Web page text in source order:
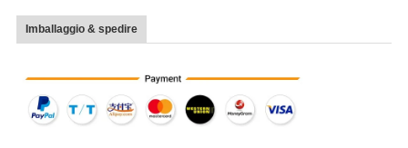
Imballaggio & spedire